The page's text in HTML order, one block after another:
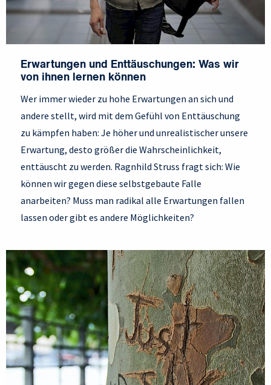
Erwartungen und Enttäuschungen: Was wir
von ihnen lernen können
Wer immer wieder zu hohe Erwartungen an sich und
andere stellt, wird mit dem Gefühl von Enttäuschung
zu kämpfen haben: Je höher und unrealistischer unsere
Erwartung, desto größer die Wahrscheinlichkeit,
enttäuscht zu werden. Ragnhild Struss fragt sich: Wie
können wir gegen diese selbstgebaute Falle
anarbeiten? Muss man radikal alle Erwartungen fallen
lassen oder gibt es andere Möglichkeiten?